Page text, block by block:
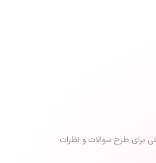
برای طرح سوالات و نظرات